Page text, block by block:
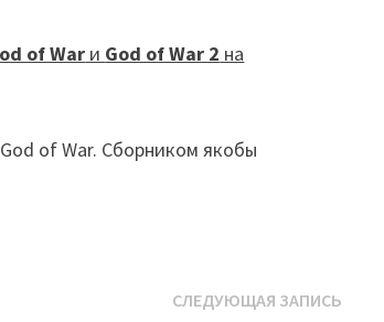
of War и God of War 2 на
of War. Сборником якобы
СЛЕДУЮЩАЯ ЗАПИСЬ